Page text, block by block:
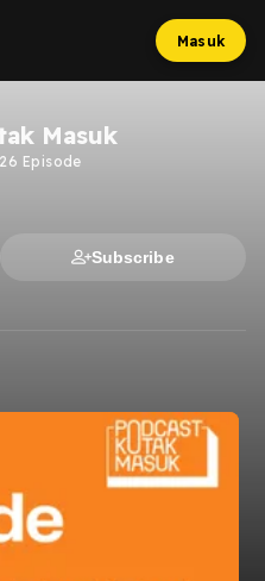
Masuk
Masuk
Episode
Subscribe